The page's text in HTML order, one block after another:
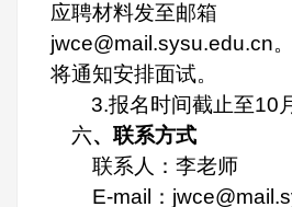
应聘材料发至邮箱
jwce@mail.sysu.edu.cn
将通知安排面试。
3.报名时间截止至10
六、联系方式
联系人：李老师
E-mail：